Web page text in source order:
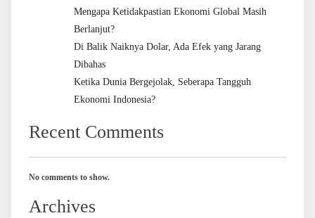
Mengapa Ketidakpastian Ekonomi Global Masih
Berlanjut?
Di Balik Naiknya Dolar, Ada Efek yang Jarang
Dibahas
Ketika Dunia Bergejolak, Seberapa Tangguh
Ekonomi Indonesia?
Recent Comments
No comments to show.
Archives